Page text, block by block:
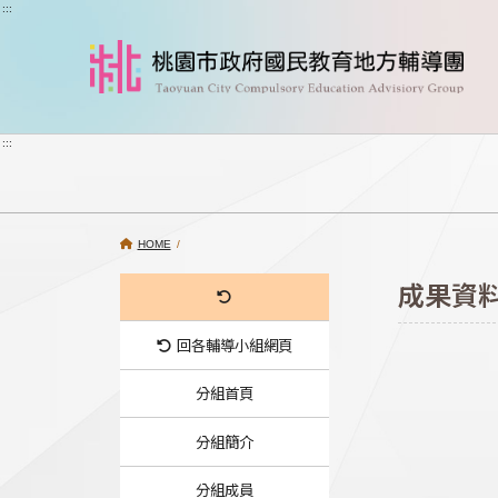
跳到主要內容
:::
:::
HOME /
回各輔導小組網頁
分組首頁
分組簡介
分組成員
成果資